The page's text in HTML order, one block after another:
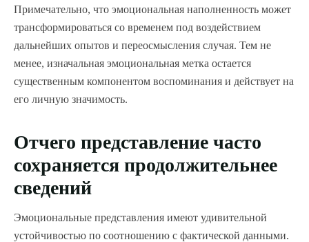
Примечательно, что эмоциональная наполненность может
трансформироваться со временем под воздействием
дальнейших опытов и переосмысления случая. Тем не
менее, изначальная эмоциональная метка остается
существенным компонентом воспоминания и действует на
его личную значимость.
Отчего представление часто
сохраняется продолжительнее
сведений
Эмоциональные представления имеют удивительной
устойчивостью по соотношению с фактической данными.